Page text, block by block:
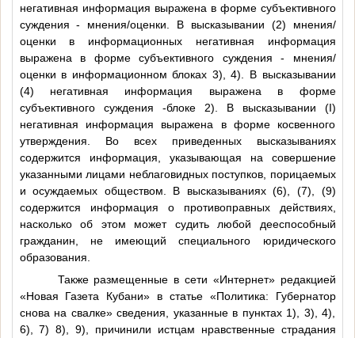
негативная информация выражена в форме субъективного
суждения - мнения/оценки. В высказывании (2) мнения/
оценки в информационных негативная информация
выражена в форме субъективного суждения - мнения/
оценки в информационном блоках 3), 4). В высказывании
(4) негативная информация выражена в форме
субъективного суждения -блоке 2). В высказывании (I)
негативная информация выражена в форме косвенного
утверждения. Во всех приведенных высказываниях
содержится информация, указывающая на совершение
указанными лицами неблаговидных поступков, порицаемых
и осуждаемых обществом. В высказываниях (6), (7), (9)
содержится информация о противоправных действиях,
насколько об этом может судить любой дееспособный
гражданин, не имеющий специального юридического
образования.
Также размещенные в сети «Интернет» редакцией
«Новая Газета Кубани» в статье «Политика: Губернатор
снова на свалке» сведения, указанные в пунктах 1), 3), 4),
6), 7) 8), 9), причинили истцам нравственные страдания